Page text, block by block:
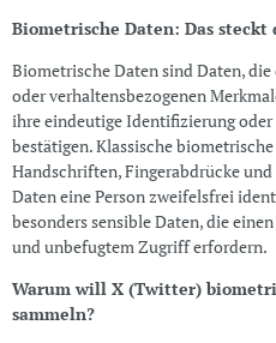
Biometrische Daten: Das steckt
Biometrische Daten sind Daten,
oder verhaltensbezogenen
ihre eindeutige Identifizierung
bestätigen. Klassische
Handschriften, Fingerabdrücke
Daten eine Person zweifelsfrei
besonders sensible Daten, die
und unbefugtem Zugriff erfordern.
Warum will X (Twitter)
sammeln?